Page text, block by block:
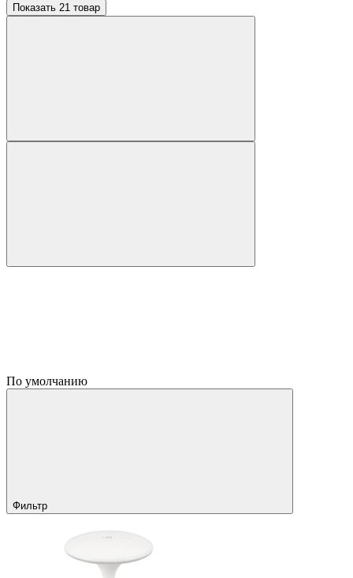
Показать 21 товар
По умолчанию
Фильтр